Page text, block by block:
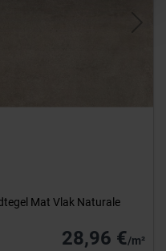
Mat Vlak Naturale
28,96 €/m²